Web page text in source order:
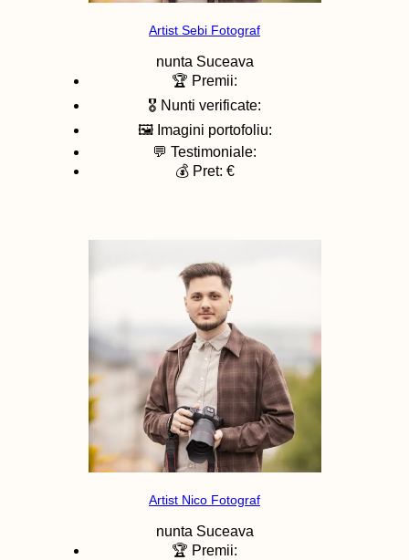
Artist Sebi Fotograf
nunta Suceava
🏆 Premii:
🎖️ Nunti verificate:
🖼️ Imagini portofoliu:
💬 Testimoniale:
💰 Pret: €
Artist Nico Fotograf
nunta Suceava
🏆 Premii: